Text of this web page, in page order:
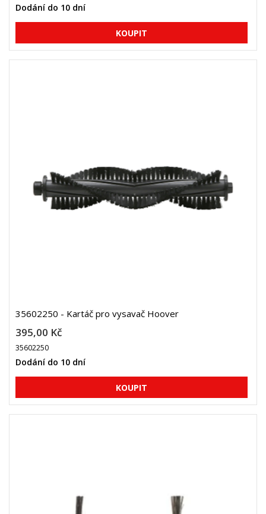
Dodání do 10 dní
35602250 - Kartáč pro vysavač Hoover
395,00 Kč
35602250
Dodání do 10 dní